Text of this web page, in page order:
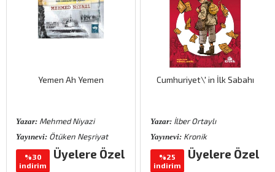
Yemen Ah Yemen
Yazar: Mehmed Niyazi
Yayınevi: Ötüken Neşriyat
%30
indirim
Üyelere Özel
Cumhuriyet\′ in İlk Sabahı
Yazar:İlber Ortaylı
Yayınevi:Kronik
%25
indirim
Üyelere Özel